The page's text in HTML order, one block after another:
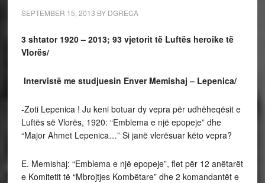
SEPTEMBER 15, 2013 BY DGRECA
3 shtator 1920 – 2013; 93 vjetorit të Luftës heroike të
Vlorës/
Intervistë me studjuesin Enver Memishaj – Lepenica/
-Zoti Lepenica ! Ju keni botuar dy vepra për udhëheqësit e
Luftës së Vlorës, 1920: “Emblema e një epopeje” dhe
“Major Ahmet Lepenica…” Si janë vlerësuar këto vepra?
E. Memishaj: “Emblema e një epopeje”, flet për 12 anëtarët
e Komitetit të “Mbrojtjes Kombëtare” dhe 2 komandantët e